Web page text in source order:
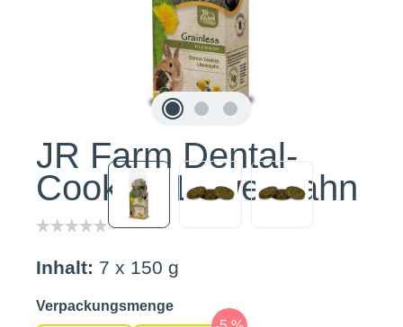
JR Farm Dental-
Cookies Löwenzahn
Inhalt: 7 x 150 g
Verpackungsmengeauswählen